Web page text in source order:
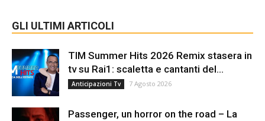
GLI ULTIMI ARTICOLI
TIM Summer Hits 2026 Remix stasera in
tv su Rai1: scaletta e cantanti del...
Anticipazioni Tv 7 Agosto 2026
Passenger, un horror on the road – La